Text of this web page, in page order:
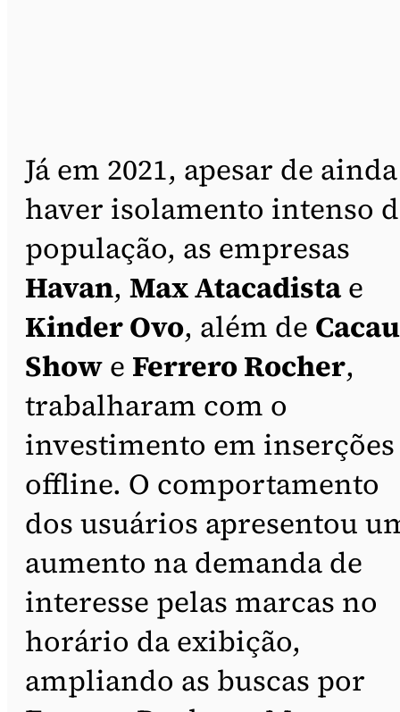
Já em 2021, apesar de ainda
haver isolamento intenso
população, as empresas
Havan, Max Atacadistae
Kinder Ovo, além de Cacau
Show e Ferrero Rocher,
trabalharam com o
investimento em inserções
offline. O comportamento
dos usuários apresentou
aumento na demanda de
interesse pelas marcas no
horário da exibição,
ampliando as buscas por